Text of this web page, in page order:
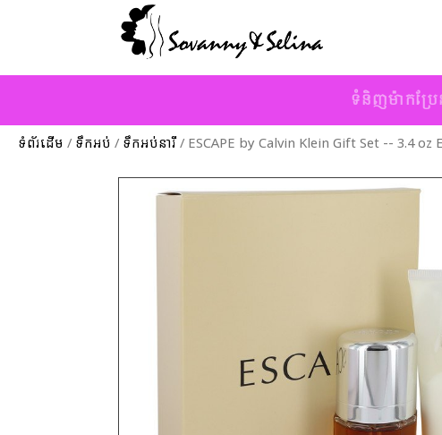
ទំនិញម៉ាកប្រែ
ទំព័រដើម / ទឹកអប់ / ទឹកអប់នារី/ ESCAPE by Calvin Klein Gift Set -- 3.4